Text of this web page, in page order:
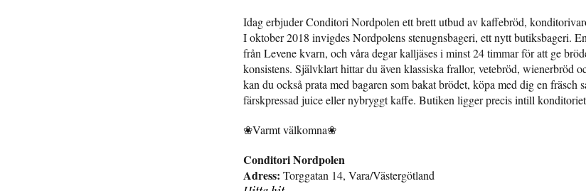
Idag erbjuder Conditori Nordpolen ett brett utbud av kaffebröd,
I oktober 2018 invigdes Nordpolens stenugnsbageri, ett nytt butiksbageri.
från Levene kvarn, och våra degar kalljäses i minst 24 timmar för att ge
konsistens. Självklart hittar du även klassiska frallor, vetebröd, wienerbröd
kan du också prata med bagaren som bakat brödet, köpa med dig en fräsch
färskpressad juice eller nybryggt kaffe. Butiken ligger precis intill
❀Varmt välkomna❀
Conditori Nordpolen
Adress: Torggatan 14, Vara/Västergötland